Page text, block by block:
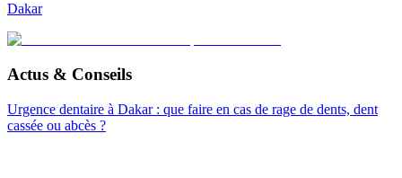
Dakar
Actus & Conseils
Urgence dentaire à Dakar : que faire en cas de rage de dents, dent
cassée ou abcès ?